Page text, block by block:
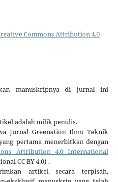
Commons Attribution 4.0
manuskripnya di jurnal ini
adalah milik penulis.
Jurnal Greenation Ilmu Teknik
pertama menerbitkan dengan
Attribution 4.0 International
CC BY 4.0) .
artikel secara terpisah,